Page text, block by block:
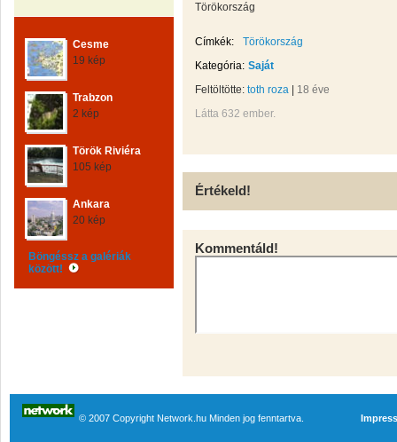
Cesme
19 kép
Trabzon
2 kép
Török Riviéra
105 kép
Ankara
20 kép
Böngéssz a galériák
között!
Törökország
Címkék:
Törökország
Kategória: Saját
Feltöltötte: toth roza
18 éve
Látta 632 ember.
Értékeld!
Kommentáld!
© 2007 Copyright Network.hu Minden jog fenntartva.